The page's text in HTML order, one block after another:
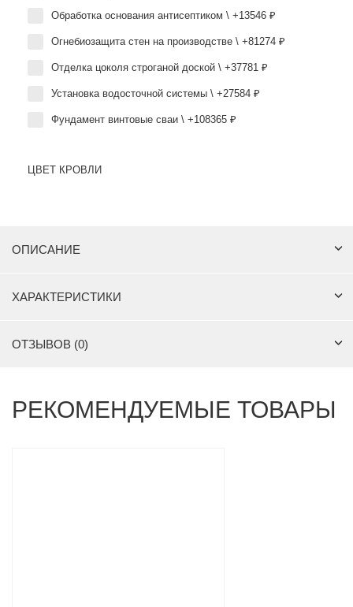
Обработка основания антисептиком \ +13546 ₽
Огнебиозащита стен на производстве \ +81274 ₽
Отделка цоколя строганой доской \ +37781 ₽
Установка водосточной системы \ +27584 ₽
Фундамент винтовые сваи \ +108365 ₽
ЦВЕТ КРОВЛИ
ОПИСАНИЕ
ХАРАКТЕРИСТИКИ
ОТЗЫВОВ (0)
РЕКОМЕНДУЕМЫЕ ТОВАРЫ